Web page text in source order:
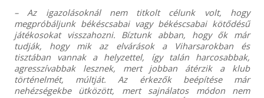
– Az igazolásoknál nem titkolt célunk volt, hogy
megpróbáljunk békéscsabai vagy békéscsabai kötődésű
játékosokat visszahozni. Bíztunk abban, hogy ők már
tudják, hogy mik az elvárások a Viharsarokban és
tisztában vannak a helyzettel, így talán harcosabbak,
agresszívabbak lesznek, mert jobban átérzik a klub
történelmét, múltját. Az érkezők beépítése már
nehézségekbe ütközött, mert sajnálatos módon nem